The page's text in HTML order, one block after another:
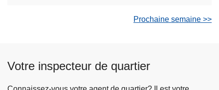
Prochaine semaine >>
Votre inspecteur de quartier